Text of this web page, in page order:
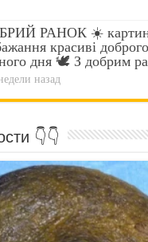
РАНОК ☀️
красиві
дня 🕊️ З добрим
назад
👇👇